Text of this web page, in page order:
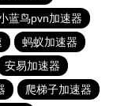
蓝鸟pvn加速器
蚂蚁加速器
安易加速器
爬梯子加速器